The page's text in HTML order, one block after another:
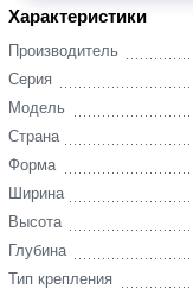
Характеристики
Производитель
Серия
Модель
Страна
Форма
Ширина
Высота
Глубина
Тип крепления